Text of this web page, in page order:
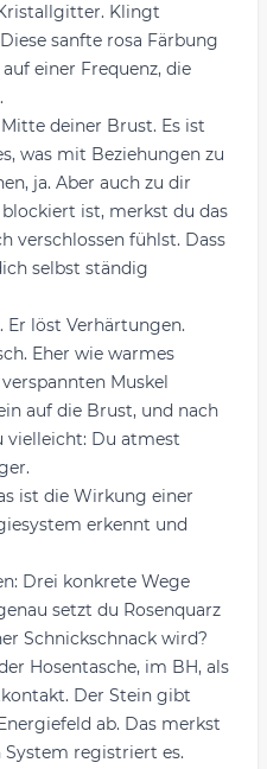
Klingt
sanfte rosa Färbung
einer Frequenz, die
deiner Brust. Es ist
was mit Beziehungen zu
ja. Aber auch zu dir
blockiert ist, merkst du das
verschlossen fühlst. Dass
selbst ständig
Er löst Verhärtungen.
Eher wie warmes
Muskel
auf die Brust, und nach
vielleicht: Du atmest
ist die Wirkung einer
erkennt und
Drei konkrete Wege
setzt du Rosenquarz
Schnickschnack wird?
Hosentasche, im BH, als
Der Stein gibt
ab. Das merkst
registriert es.